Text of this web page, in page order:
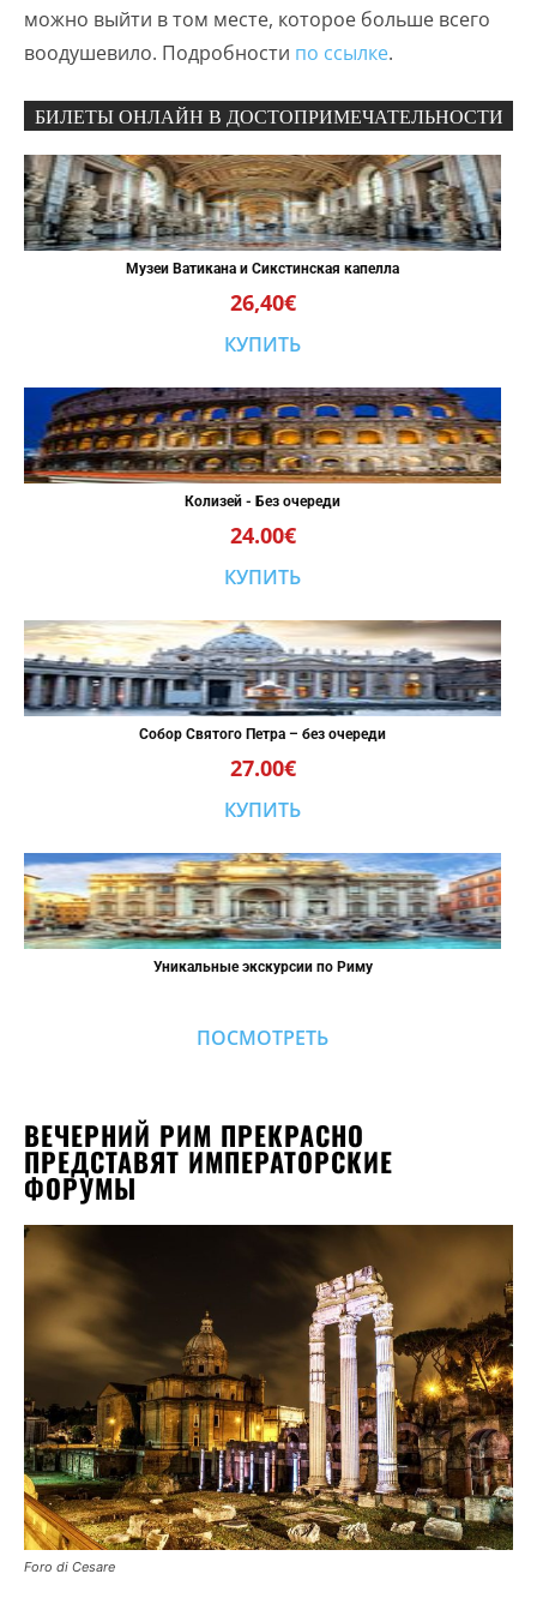
можно выйти в том месте, которое больше всего
воодушевило. Подробности по ссылке.
БИЛЕТЫ ОНЛАЙН В ДОСТОПРИМЕЧАТЕЛЬНОСТИ
Музеи Ватикана и Сикстинская капелла
26,40€
КУПИТЬ
Колизей - Без очереди
24.00€
КУПИТЬ
Собор Святого Петра – без очереди
27.00€
КУПИТЬ
Уникальные экскурсии по Риму
ПОСМОТРЕТЬ
ВЕЧЕРНИЙ РИМ ПРЕКРАСНО
ПРЕДСТАВЯТ ИМПЕРАТОРСКИЕ
ФОРУМЫ
Foro di Cesare